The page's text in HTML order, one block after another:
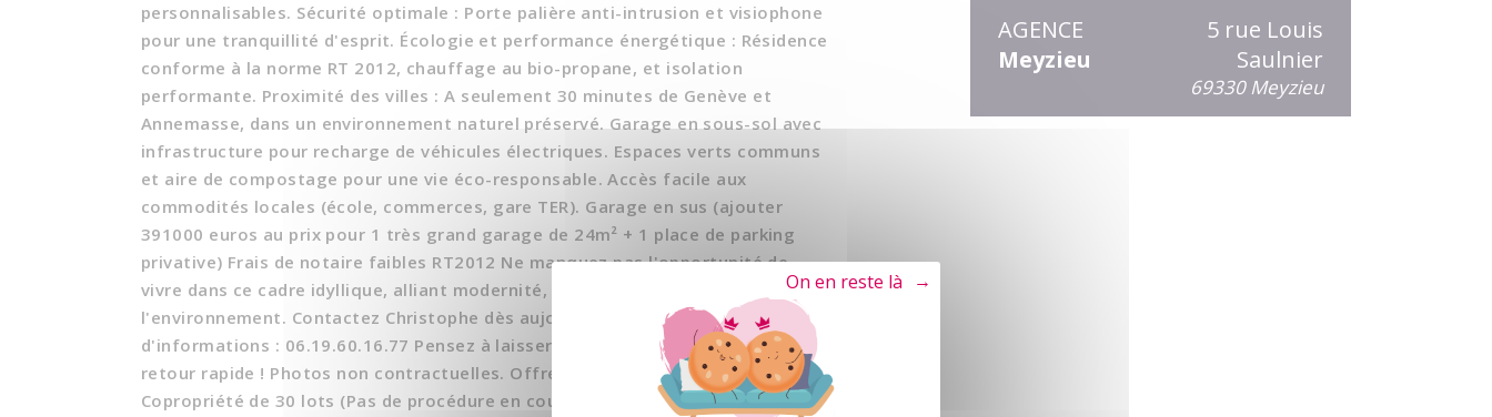
AGENCE
Meyzieu
5 rue Louis
Saulnier
69330 Meyzieu
personnalisables. Sécurité optimale : Porte palière anti-intrusion et visiophone
pour une tranquillité d'esprit. Écologie et performance énergétique : Résidence
conforme à la norme RT 2012, chauffage au bio-propane, et isolation
performante. Proximité des villes : A seulement 30 minutes de Genève et
Annemasse, dans un environnement naturel préservé. Garage en sous-sol avec
infrastructure pour recharge de véhicules électriques. Espaces verts communs
et aire de compostage pour une vie éco-responsable. Accès facile aux
commodités locales (école, commerces, gare TER). Garage en sus (ajouter
391000 euros au prix pour 1 très grand garage de 24m² + 1 place de parking
privative) Frais de notaire faibles RT2012 Ne manquez pas l'opportunité de
vivre dans ce cadre idyllique, alliant modernité, confort et respect de
l'environnement. Contactez Christophe dès aujourd'hui pour plus
d'informations : 06.19.60.16.77 Pensez à laisser vos coordonnées pour un
retour rapide ! Photos non contractuelles. Offre soumise à disponibilité.
Copropriété de 30 lots (Pas de procédure en cours). Charges annuelles : 2200
Tout refuser